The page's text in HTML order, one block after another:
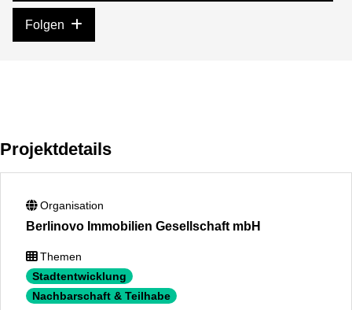
Folgen
Projektdetails
Organisation
Berlinovo Immobilien Gesellschaft mbH
Themen
Stadtentwicklung
Nachbarschaft & Teilhabe